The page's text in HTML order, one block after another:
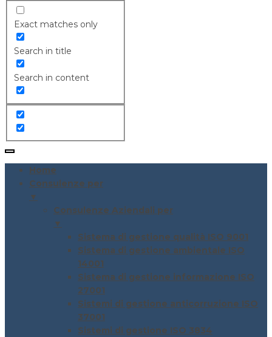
Exact matches only
Search in title
Search in content
Home
Consulenze per
▼
Consulenze Aziendali per
▼
Sistema di gestione qualità ISO 9001
Sistema di gestione ambientale ISO
14001
Sistema di gestione informazione ISO
27001
Sistemi di gestione anticorruzione ISO
37001
Sistemi di gestione ISO 3834